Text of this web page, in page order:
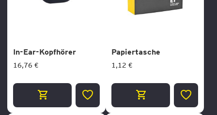
In-Ear-Kopfhörer
16,76 €
ZUR
Papiertasche
1,12 €
ZUR